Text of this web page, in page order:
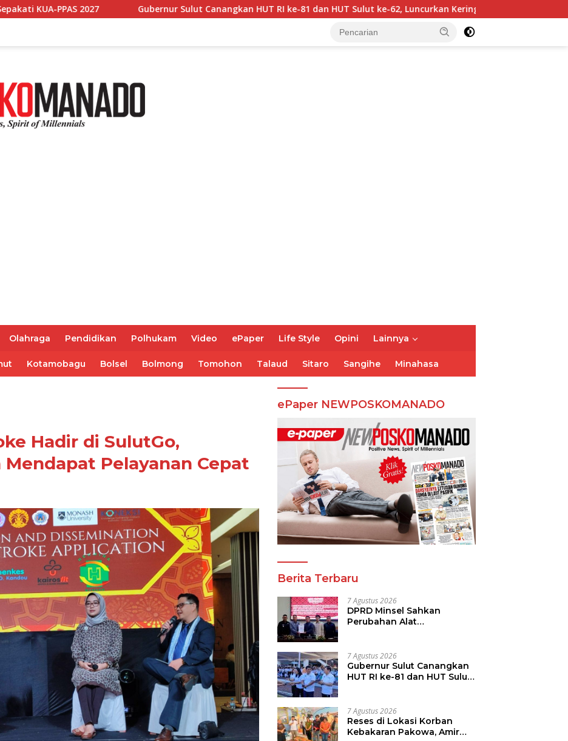
Gubernur Sulut Canangkan HUT RI ke-81 dan HUT Sulut ke-62, Luncurkan Keringanan Merdeka, Bebas Pajak Kendaraan
Olahraga Pendidikan Polhukam Video ePaper Life Style Opini Lainnya
Kotamobagu Bolsel Bolmong Tomohon Talaud Sitaro Sangihe Minahasa
Hadir di SulutGo,
Pelayanan Cepat
ePaper NEWPOSKOMANADO
Berita Terbaru
7 Agustus 2026
DPRD Minsel Sahkan
Perubahan Alat
7 Agustus 2026
Gubernur Sulut Canangkan
HUT RI ke-81 dan HUT Sulut
Pajak Kendaraan
7 Agustus 2026
Reses di Lokasi Korban
Kebakaran Pakowa, Amir